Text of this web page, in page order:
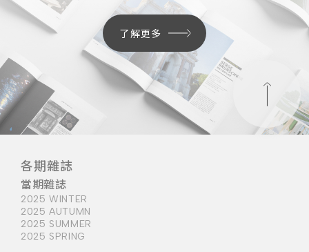
了解更多
各期雜誌
當期雜誌
2025 WINTER
2025 AUTUMN
2025 SUMMER
2025 SPRING